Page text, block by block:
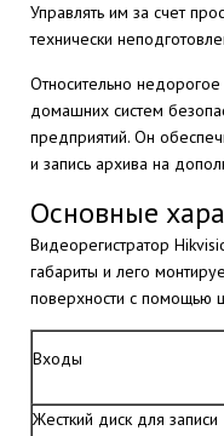
Управлять им за счет
технически
Относительно
домашних систем
предприятий. Он
и запись архива на
Основные
Видеорегистратор
габариты и лего
поверхности с помощью
Входы
Жесткий диск для записи